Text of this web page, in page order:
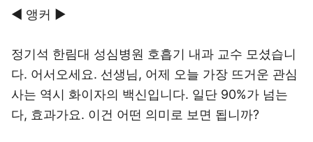
◀ 앵커 ▶
정기석 한림대 성심병원 호흡기 내과 교수 모셨습니
다. 어서오세요. 선생님, 어제 오늘 가장 뜨거운 관심
사는 역시 화이자의 백신입니다. 일단 90%가 넘는
다, 효과가요. 이건 어떤 의미로 보면 됩니까?